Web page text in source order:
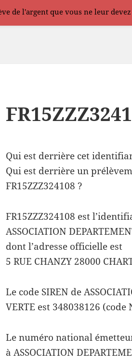
Qui est derrière cet
Qui est derrière un
FR15ZZZ324108 ?
FR15ZZZ324108 est
ASSOCIATION
dont l’adresse officielle est
5 RUE CHANZY 28000
Le code SIREN de
VERTE est 348038126 (code
Le numéro national
à ASSOCIATION
de l'argent que vous ne leur devez